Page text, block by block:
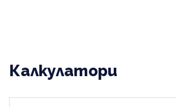
Калкулатори